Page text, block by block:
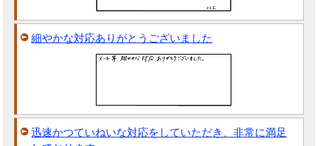
細やかな対応ありがとうございました
迅速かつていねいな対応をしていただき、非常に満足